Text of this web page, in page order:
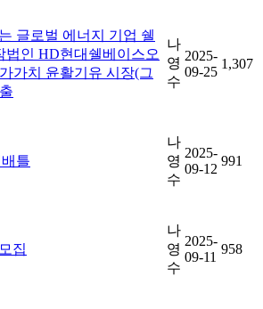
글로벌 에너지 기업 쉘
법인 HD현대쉘베이스오
가치 윤활기유 시장(그
나
영
수
2025-
09-25
1,307
틀
나
영
수
2025-
09-12
991
집
나
영
수
2025-
09-11
958